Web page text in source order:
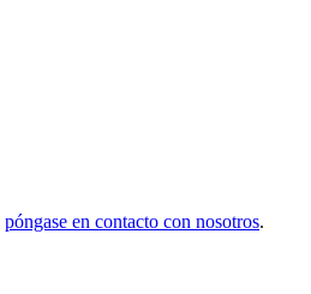
póngase en contacto con nosotros.